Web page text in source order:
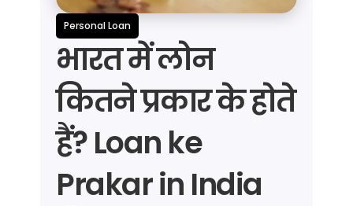
Personal Loan
भारत में लोन
कितने प्रकार के होते
हैं? Loan ke
Prakar in India